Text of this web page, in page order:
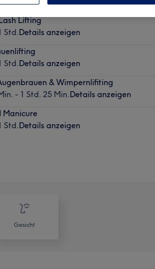
Lifting
Std.Details anzeigen
Std.Details anzeigen
& Wimpernlifiting
- 1 Std. 25 Min.Details anzeigen
Manicure
Std.Details anzeigen
Gesicht